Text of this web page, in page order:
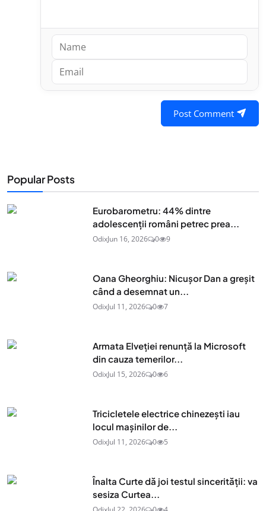
Post Comment
Popular Posts
Eurobarometru: 44% dintre
adolescenţii români petrec prea...
OdixJun 16, 2026 0 9
Oana Gheorghiu: Nicușor Dan a greșit
când a desemnat un...
OdixJul 11, 2026 0 7
Armata Elveției renunță la Microsoft
din cauza temerilor...
OdixJul 15, 2026 0 6
Tricicletele electrice chinezești iau
locul mașinilor de...
OdixJul 11, 2026 0 5
Înalta Curte dă joi testul sincerității: va
sesiza Curtea...